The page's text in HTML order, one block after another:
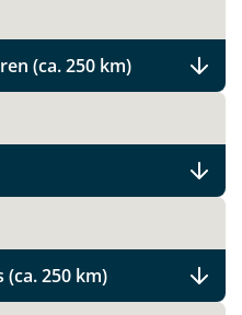
(ca. 250 km)
250 km)